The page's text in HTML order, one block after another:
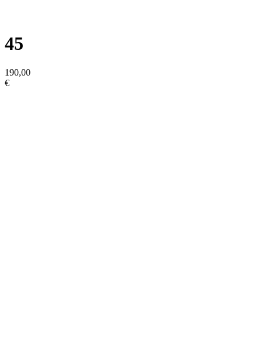
45
190,00
€